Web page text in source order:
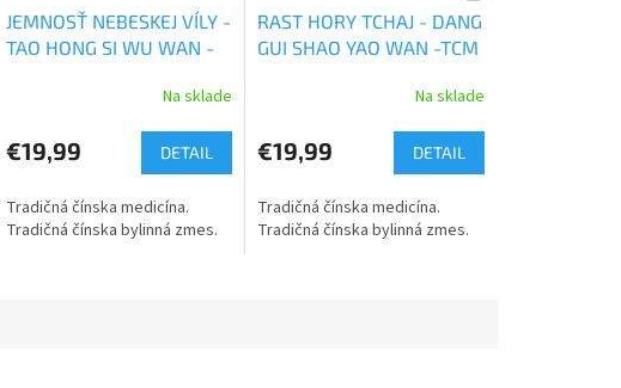
JEMNOSŤ NEBESKEJ VÍLY -
TAO HONG SI WU WAN -
Na sklade
€19,99 DETAIL
Tradičná čínska medicína.
Tradičná čínska bylinná zmes.
RAST HORY TCHAJ - DANG
GUI SHAO YAO WAN -TCM
Na sklade
€19,99 DETAIL
Tradičná čínska medicína.
Tradičná čínska bylinná zmes.